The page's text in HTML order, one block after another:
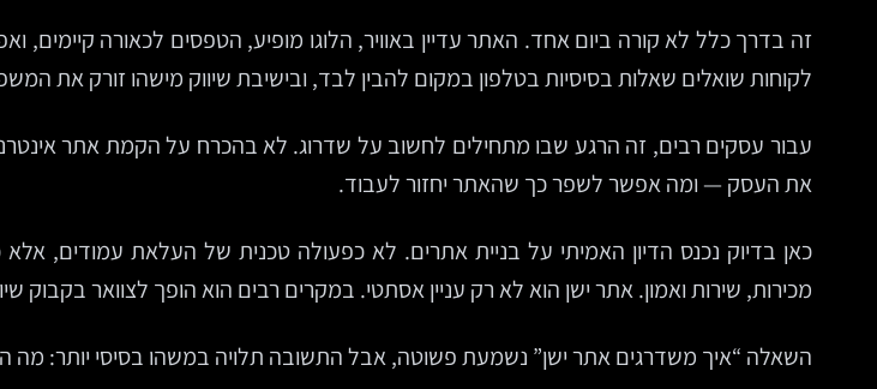
זה בדרך כלל לא קורה ביום אחד. האתר עדיין באוויר, הלוגו מופיע, הטפסים לכאורה קיימים,
לקוחות שואלים שאלות בסיסיות בטלפון במקום להבין לבד, ובישיבת שיווק מישהו זורק את
עבור עסקים רבים, זה הרגע שבו מתחילים לחשוב על שדרוג. לא בהכרח על הקמת אתר
את העסק — ומה אפשר לשפר כך שהאתר יחזור לעבוד.
מכירות, שירות ואמון. אתר ישן הוא לא רק עניין אסתטי. במקרים רבים הוא הופך לצוואר בקבוק
השאלה “איך משדרגים אתר ישן” נשמעת פשוטה, אבל התשובה תלויה במשהו בסיסי יותר: